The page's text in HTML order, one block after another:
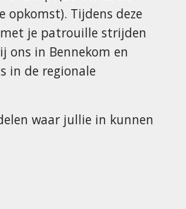
opkomst). Tijdens deze
je patrouille strijden
ons in Bennekom en
in de regionale
waar jullie in kunnen